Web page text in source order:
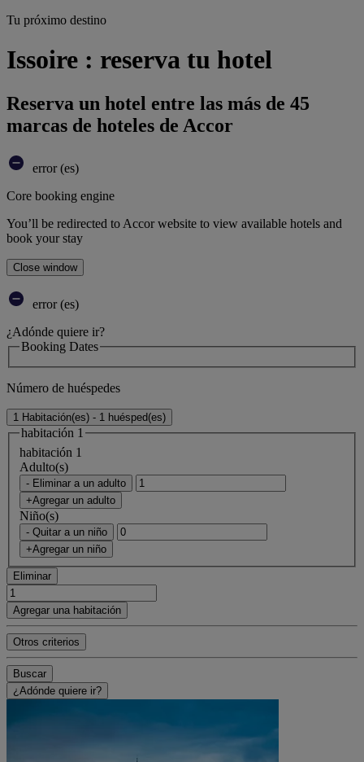
Tu próximo destino
Issoire : reserva tu hotel
Reserva un hotel entre las más de 45
marcas de hoteles de Accor
error (es)
Core booking engine
You’ll be redirected to Accor website to view available hotels and
book your stay
Close window
error (es)
¿Adónde quiere ir?
Booking Dates
Número de huéspedes
1 Habitación(es) - 1 huésped(es)
habitación 1
habitación 1
Adulto(s)
- Eliminar a un adulto
+Agregar un adulto
Niño(s)
- Quitar a un niño
+Agregar un niño
Eliminar
Agregar una habitación
Otros criterios
Buscar
¿Adónde quiere ir?